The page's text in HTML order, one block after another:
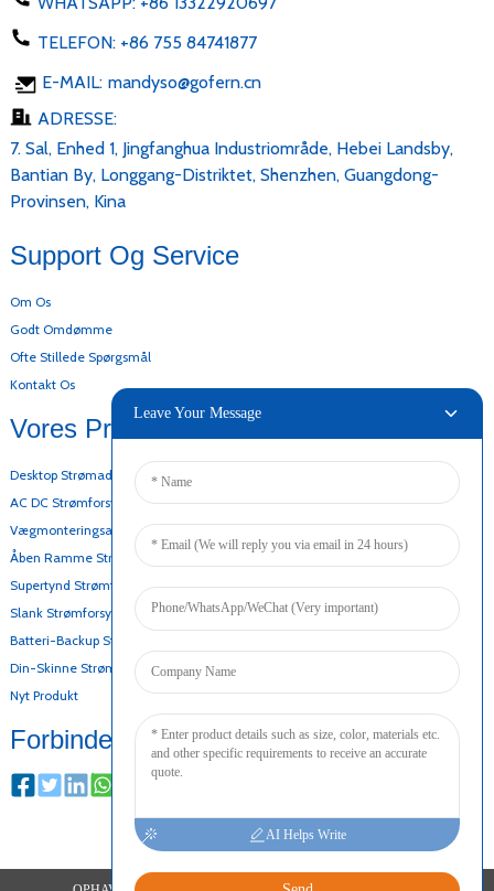
TELEFON: +86 755 84741877
E-MAIL: mandyso@gofern.cn
ADRESSE:
7. Sal, Enhed 1, Jingfanghua Industriområde, Hebei Landsby,
Bantian By, Longgang-Distriktet, Shenzhen, Guangdong-
Provinsen, Kina
Support Og Service
Om Os
Godt Omdømme
Ofte Stillede Spørgsmål
Kontakt Os
Vores Produkter
Desktop Strømadapter
AC DC Strømforsyning
Vægmonteringsadapter
Åben Ramme Strømforsyning
Supertynd Strømforsyning
Slank Strømforsyning
Batteri-Backup Strømforsyning
Din-Skinne Strømforsyning
Nyt Produkt
Forbinde
Leave Your Message
AI Helps Write